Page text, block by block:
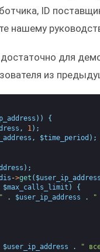
ID
нашему
для
из
) )
{
, 1 ) ;
, $time_period ) ;
) ;
->get ( $
$max_calls_limit )
{
. $user_ip_address .
"
$user_ip_address . "